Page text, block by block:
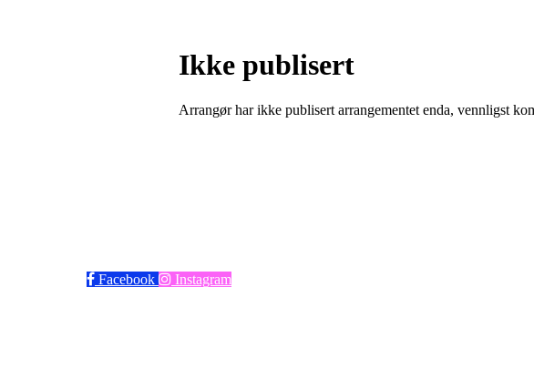
Ikke publisert
Arrangør har ikke publisert arrangementet enda, vennligst
Facebook Instagram